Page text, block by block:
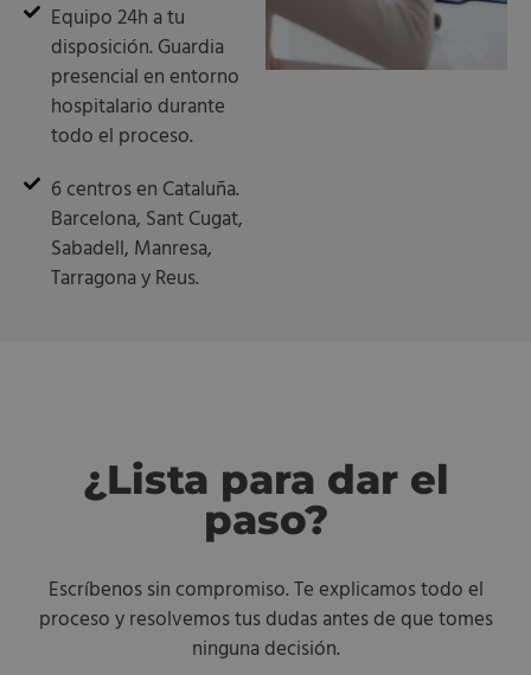
Equipo 24h a tu
disposición. Guardia
presencial en entorno
hospitalario durante
todo el proceso.
6 centros en Cataluña.
Barcelona, Sant Cugat,
Sabadell, Manresa,
Tarragona y Reus.
¿Lista para dar el
paso?
Escríbenos sin compromiso. Te explicamos todo el
proceso y resolvemos tus dudas antes de que tomes
ninguna decisión.